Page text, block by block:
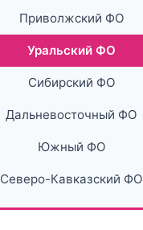
Приволжский ФО
Уральский ФО
Сибирский ФО
Дальневосточный ФО
Южный ФО
Северо-Кавказский ФО